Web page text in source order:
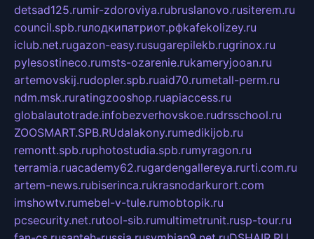
detsad125.rumir-zdoroviya.rubruslanovo.rusiterem.ru
council.spb.ruлодкипатриот.рфkafekolizey.ru
iclub.net.rugazon-easy.rusugarepilekb.rugrinox.ru
pylesostineco.rumsts-ozarenie.rukameryjooan.ru
artemovskij.rudopler.spb.ruaid70.rumetall-perm.ru
ndm.msk.ruratingzooshop.ruapiaccess.ru
globalautotrade.infobezverhovskoe.rudrsschool.ru
ZOOSMART.SPB.RUdalakony.rumedikijob.ru
remontt.spb.ruphotostudia.spb.rumyragon.ru
terramia.ruacademy62.rugardengallereya.rurti.com.ru
artem-news.rubiserinca.rukrasnodarkurort.com
imshowtv.rumebel-v-tule.rumobtopik.ru
pcsecurity.net.rutool-sib.rumultimetrunit.rusp-tour.ru